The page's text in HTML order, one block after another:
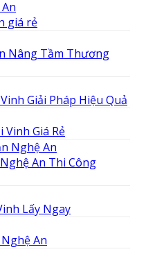
giá rẻ
Nâng Tầm Thương
Giải Pháp Hiệu Quả
Vinh Giá Rẻ
An Thi Công
Lấy Ngay
An